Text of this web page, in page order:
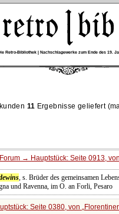
Retro-Bibliothek | Nachschlagewerke zum Ende des 19.
11 Ergebnisse geliefert
→ Hauptstück: Seite 0913, von
, s. Brüder des gemeinsamen
und Ravenna, im O. an Forli, Pesaro
Seite 0380, von